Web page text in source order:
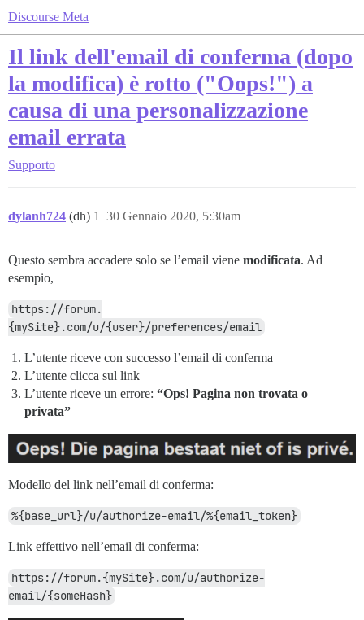
Discourse Meta
Il link dell'email di conferma (dopo
la modifica) è rotto ("Oops!") a
causa di una personalizzazione
email errata
Supporto
dylanh724 (dh) 30 Gennaio 2020, 5:30am
1
Questo sembra accadere solo se l’email viene modificata. Ad
esempio,
https://forum.
{mySite}.com/u/{user}/preferences/email
L’utente riceve con successo l’email di conferma
L’utente clicca sul link
L’utente riceve un errore: “Ops! Pagina non trovata o
privata”
Modello del link nell’email di conferma:
%{base_url}/u/authorize-email/%{email_token}
Link effettivo nell’email di conferma:
https://forum.{mySite}.com/u/authorize-
email/{someHash}